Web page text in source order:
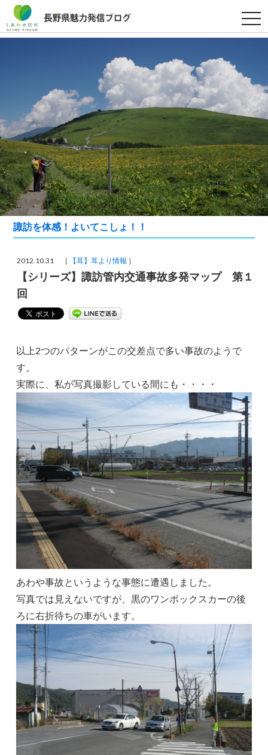
t
o
g
a
v
g
a
t
o
n
諏訪を体感！よいてこしょ！！
2012.10.31 ［ 【耳】耳より情報 ］
【シリーズ】諏訪管内交通事故多発マップ 第１
回
以上2つのパターンがこの交差点で多い事故のようで
す。
実際に、私が写真撮影している間にも・・・・
あわや事故というような事態に遭遇しました。
写真では見えないですが、黒のワンボックスカーの後
ろに右折待ちの車がいます。